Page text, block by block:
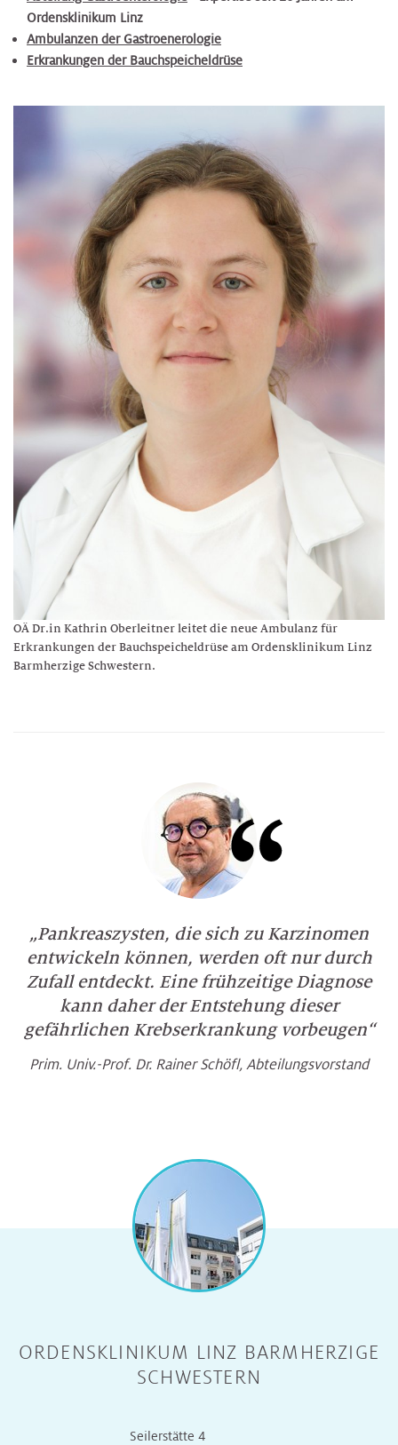
Ordensklinikum Linz
Ambulanzen der Gastroenerologie
Erkrankungen der Bauchspeicheldrüse
OÄ Dr.in Kathrin Oberleitner leitet die neue Ambulanz für
Erkrankungen der Bauchspeicheldrüse am Ordensklinikum Linz
Barmherzige Schwestern.
„Pankreaszysten, die sich zu Karzinomen
entwickeln können, werden oft nur durch
Zufall entdeckt. Eine frühzeitige Diagnose
kann daher der Entstehung dieser
gefährlichen Krebserkrankung vorbeugen“
Prim. Univ.-Prof. Dr. Rainer Schöfl, Abteilungsvorstand
ORDENSKLINIKUM LINZ BARMHERZIGE
SCHWESTERN
Seilerstätte 4